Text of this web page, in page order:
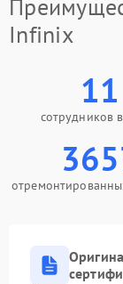
Infinix
11
сотрудников